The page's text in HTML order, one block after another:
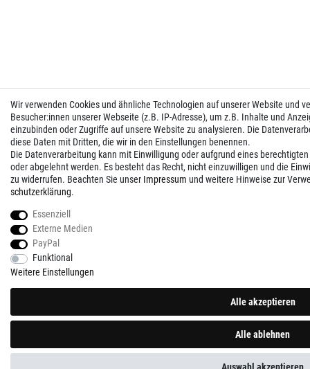
Wir verwenden Cookies und ähnliche Technologien auf unserer Website und
Besucher:innen unserer Webseite (z.B. IP-Adresse), um z.B. Inhalte und
einzubinden oder Zugriffe auf unsere Website zu analysieren. Die
diese Daten mit Dritten, die wir in den Einstellungen benennen.
Die Datenverarbeitung kann mit Einwilligung oder aufgrund eines
oder abgelehnt werden. Es besteht das Recht, nicht einzuwilligen und die
zu widerrufen. Beachten Sie unser Impressum und weitere Hinweise zur
schutz­erklärung.
Essenziell
Externe Medien
PayPal
Funktional
Weitere Einstellungen
Alle akzeptieren
Alle ablehnen
Auswahl akzeptieren